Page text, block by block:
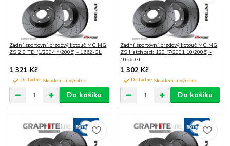
Zadní sportovní brzdový kotouč MG MG
ZS 2.0 TD (1/2004 4/2005) - 1662-GL
1 321 Kč
Do týdne
Do košíku
Zadní sportovní brzdový kotouč MG MG
ZS Hatchback 120 (7/2001 10/2005) -
1056-GL
1 302 Kč
Do týdne
Do košíku